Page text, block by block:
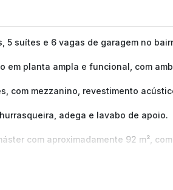
5 suítes e 6 vagas de garagem no
em planta ampla e funcional, com
com mezzanino, revestimento
adega e lavabo de apoio.
com aproximadamente 92 m²,
e coifa, bancadas em granito, sala